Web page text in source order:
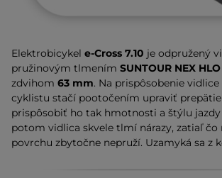
Elektrobicykel e-Cross 7.10 je odpružený
pružinovým tlmením SUNTOUR NEX
zdvihom 63 mm. Na prispôsobenie
cyklistu stačí pootočením upraviť
prispôsobiť ho tak hmotnosti a štýlu jazdy
potom vidlica skvele tlmí nárazy, zatiaľ čo
povrchu zbytočne nepruží. Uzamyká sa z